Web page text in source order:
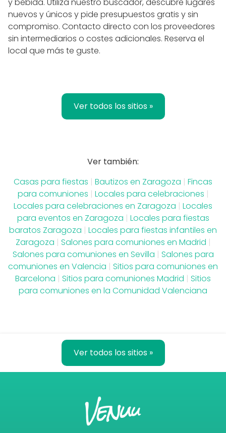
y bebida. Utiliza nuestro buscador, descubre lugares
nuevos y únicos y pide presupuestos gratis y sin
compromiso. Contacto directo con los proveedores
sin intermediarios o costes adicionales. Reserva el
local que más te guste.
Ver todos los sitios »
Ver también:
Casas para fiestas | Bautizos en Zaragoza | Fincas
para comuniones | Locales para celebraciones |
Locales para celebraciones en Zaragoza | Locales
para eventos en Zaragoza | Locales para fiestas
baratos Zaragoza | Locales para fiestas infantiles en
Zaragoza | Salones para comuniones en Madrid |
Salones para comuniones en Sevilla | Salones para
comuniones en Valencia | Sitios para comuniones en
Barcelona | Sitios para comuniones Madrid | Sitios
para comuniones en la Comunidad Valenciana
Ver todos los sitios »